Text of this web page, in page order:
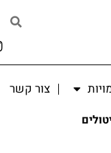
צור קשר